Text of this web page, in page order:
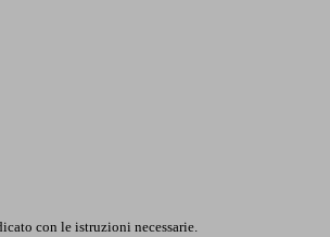
con le istruzioni necessarie.